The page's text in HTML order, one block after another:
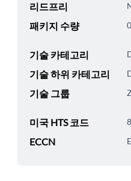
리드프리
패키지 수량 0
기술 카테고리
기술 하위 카테고리
기술 그룹
미국 HTS 코드
ECCN